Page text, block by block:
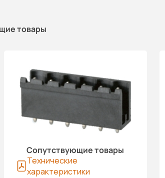
товары
Сопутствующие товары
Технические
характеристики